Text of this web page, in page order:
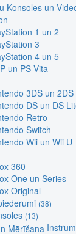
Konsoles un
1 un 2
3
4 un 5
un PS Vita
3DS un 2DS
DS un DS
Retro
Switch
Wii un Wii U
360
One un Series
Original
(38)
(13)